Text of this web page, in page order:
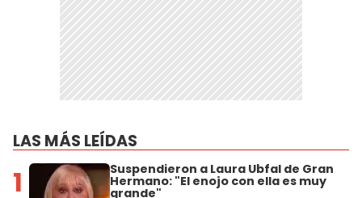
LAS MÁS LEÍDAS
1 Suspendieron a Laura Ubfal de Gran
Hermano: "El enojo con ella es muy
grande"